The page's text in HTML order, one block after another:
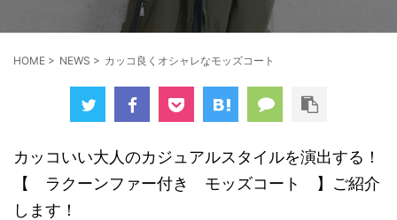
HOME > NEWS > カッコ良くオシャレなモッズコート
カッコいい大人のカジュアルスタイルを演出する！
【 ラクーンファー付き モッズコート 】ご紹介
します！